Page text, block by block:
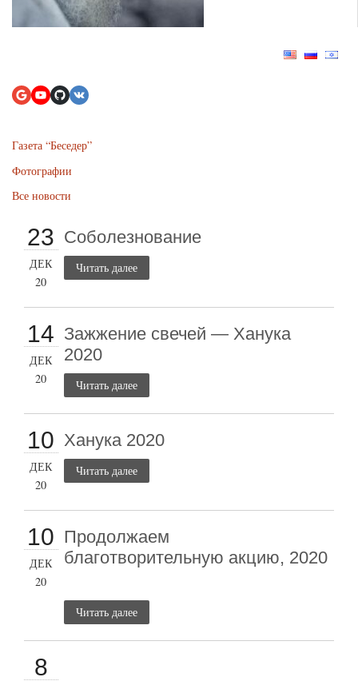
Газета “Беседер”
Фотографии
Все новости
23
ДЕК
20
Соболезнование
Читать далее
14
ДЕК
20
Зажжение свечей — Ханука
2020
Читать далее
10
ДЕК
20
Ханука 2020
Читать далее
10
ДЕК
20
Продолжаем
благотворительную акцию, 2020
Читать далее
8